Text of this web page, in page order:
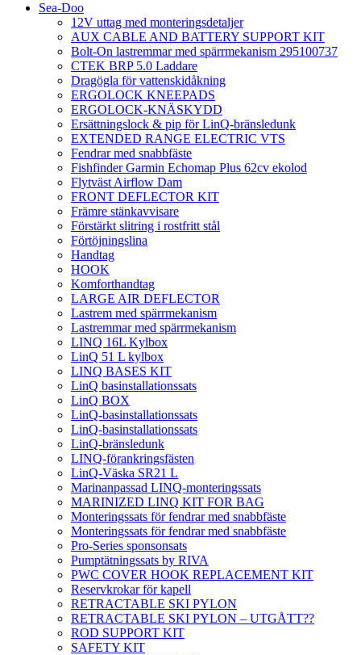
Sea-Doo
12V uttag med monteringsdetaljer
AUX CABLE AND BATTERY SUPPORT KIT
Bolt-On lastremmar med spärrmekanism 295100737
CTEK BRP 5.0 Laddare
Dragögla för vattenskidåkning
ERGOLOCK KNEEPADS
ERGOLOCK-KNÄSKYDD
Ersättningslock & pip för LinQ-bränsledunk
EXTENDED RANGE ELECTRIC VTS
Fendrar med snabbfäste
Fishfinder Garmin Echomap Plus 62cv ekolod
Flytväst Airflow Dam
FRONT DEFLECTOR KIT
Främre stänkavvisare
Förstärkt slitring i rostfritt stål
Förtöjningslina
Handtag
HOOK
Komforthandtag
LARGE AIR DEFLECTOR
Lastrem med spärrmekanism
Lastremmar med spärrmekanism
LINQ 16L Kylbox
LinQ 51 L kylbox
LINQ BASES KIT
LinQ basinstallationssats
LinQ BOX
LinQ-basinstallationssats
LinQ-basinstallationssats
LinQ-bränsledunk
LINQ-förankringsfästen
LinQ-Väska SR21 L
Marinanpassad LINQ-monteringssats
MARINIZED LINQ KIT FOR BAG
Monteringssats för fendrar med snabbfäste
Monteringssats för fendrar med snabbfäste
Pro-Series sponsonsats
Pumptätningssats by RIVA
PWC COVER HOOK REPLACEMENT KIT
Reservkrokar för kapell
RETRACTABLE SKI PYLON
RETRACTABLE SKI PYLON – UTGÅTT??
ROD SUPPORT KIT
SAFETY KIT